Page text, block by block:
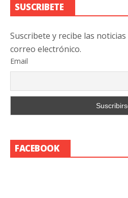
SUSCRIBETE
Suscribete y recibe las
correo electrónico.
Email
FACEBOOK